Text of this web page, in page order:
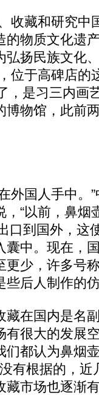
藏和研究中
物质文化遗
扬民族文化
位于高碑店的
，是习三内画
物馆，此前
国人手中。”
“以前，鼻烟
口到国外，这
中。现在，
少，许多号
后人制作的
在国内是名
很大的发展
们都认为鼻烟
有根据的，
市场也逐渐